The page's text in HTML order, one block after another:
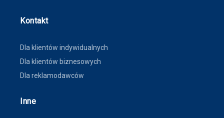
Kontakt
Dla klientów indywidualnych
Dla klientów biznesowych
Dla reklamodawców
Inne